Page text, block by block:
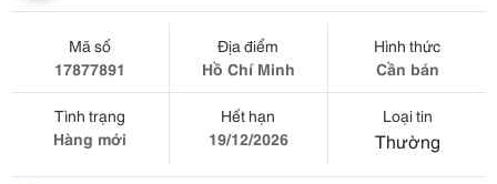
Mã số
17877891
Địa điểm
Hồ Chí Minh
Hình thức
Cần bán
Tình trạng
Hàng mới
Hết hạn
19/12/2026
Loại tin
Thường